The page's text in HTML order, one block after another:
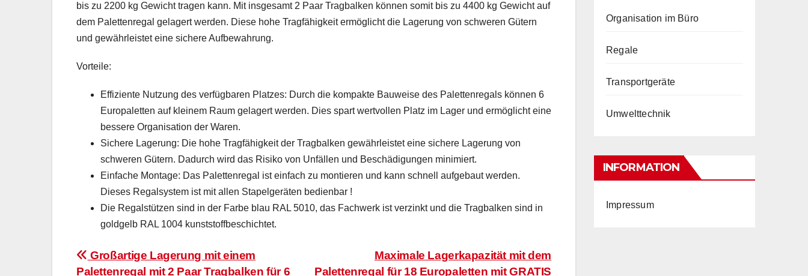
bis zu 2200 kg Gewicht tragen kann. Mit insgesamt 2 Paar Tragbalken können somit bis zu 4400 kg Gewicht auf
dem Palettenregal gelagert werden. Diese hohe Tragfähigkeit ermöglicht die Lagerung von schweren Gütern
und gewährleistet eine sichere Aufbewahrung.
Vorteile:
Effiziente Nutzung des verfügbaren Platzes: Durch die kompakte Bauweise des Palettenregals können 6
Europaletten auf kleinem Raum gelagert werden. Dies spart wertvollen Platz im Lager und ermöglicht eine
bessere Organisation der Waren.
Sichere Lagerung: Die hohe Tragfähigkeit der Tragbalken gewährleistet eine sichere Lagerung von
schweren Gütern. Dadurch wird das Risiko von Unfällen und Beschädigungen minimiert.
Einfache Montage: Das Palettenregal ist einfach zu montieren und kann schnell aufgebaut werden.
Dieses Regalsystem ist mit allen Stapelgeräten bedienbar !
Die Regalstützen sind in der Farbe blau RAL 5010, das Fachwerk ist verzinkt und die Tragbalken sind in
goldgelb RAL 1004 kunststoffbeschichtet.
Beitragsnavigation
Maximale Lagerkapazität mit dem
Palettenregal für 18 Europaletten mit GRATIS
Großartige Lagerung mit einem
Palettenregal mit 2 Paar Tragbalken für 6
Organisation im Büro
Regale
Transportgeräte
Umwelttechnik
INFORMATION
Impressum